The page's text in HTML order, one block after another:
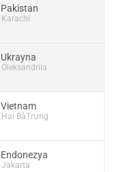
Pakistan
Karachi
Ukrayna
Oleksandriia
Vietnam
Hai BàTrưng
Endonezya
Jakarta